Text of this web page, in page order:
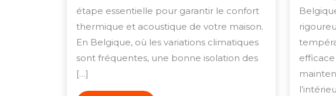
avec
une
Isolation
de
étape essentielle pour garantir le confort
thermique et acoustique de votre maison.
En Belgique, où les variations climatiques
sont fréquentes, une bonne isolation des
[…]